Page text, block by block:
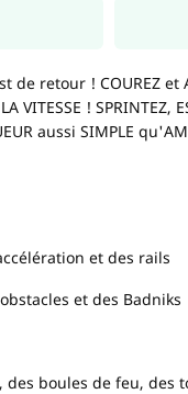
de retour ! COUREZ et
! SPRINTEZ,
aussi SIMPLE
et des rails
et des Badniks
boules de feu, des